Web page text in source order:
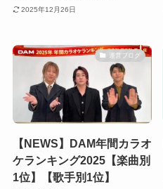
2025年12月26日
運営ブログ
【NEWS】DAM年間カラオ
ケランキング2025【楽曲別
1位】【歌手別1位】